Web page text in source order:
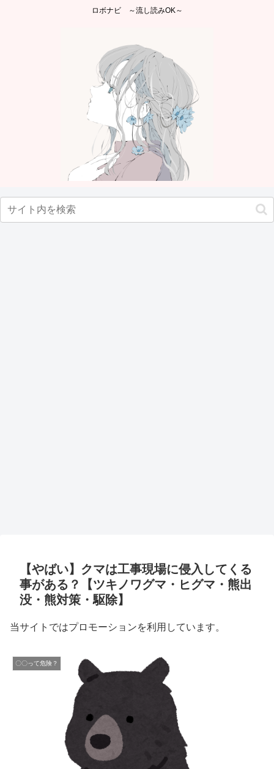
ロボナビ ～流し読みOK～
【やばい】クマは工事現場に侵入してくる
事がある？【ツキノワグマ・ヒグマ・熊出
没・熊対策・駆除】
当サイトではプロモーションを利用しています。
〇〇って危険？